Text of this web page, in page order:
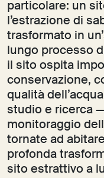
particolare: un
l’estrazione di
trasformato in
lungo processo
il sito ospita
conservazione,
qualità
studio e ricerca
monitoraggio
tornate ad
profonda
sito estrattivo a